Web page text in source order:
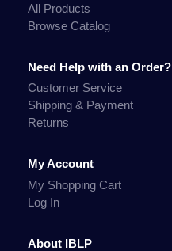
All Products
Browse Catalog
Need Help with an Order?
Customer Service
Shipping & Payment
Returns
My Account
My Shopping Cart
Log In
About IBLP